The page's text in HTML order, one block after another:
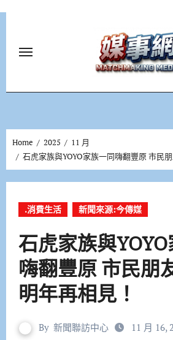
Home 2025
11 月
石虎家族與YOYO家族一同嗨翻豐原 市民
.消費生活 新聞來源:今傳媒
石虎家族與
嗨翻豐原 市民朋
明年再相見！
By 新聞聯訪中心 11 月 16,